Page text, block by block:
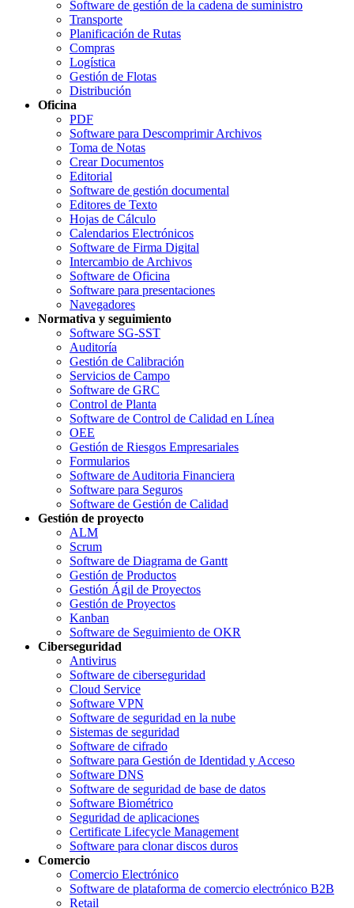
Software de gestión de la cadena de suministro
Transporte
Planificación de Rutas
Compras
Logística
Gestión de Flotas
Distribución
Oficina
PDF
Software para Descomprimir Archivos
Toma de Notas
Crear Documentos
Editorial
Software de gestión documental
Editores de Texto
Hojas de Cálculo
Calendarios Electrónicos
Software de Firma Digital
Intercambio de Archivos
Software de Oficina
Software para presentaciones
Navegadores
Normativa y seguimiento
Software SG-SST
Auditoría
Gestión de Calibración
Servicios de Campo
Software de GRC
Control de Planta
Software de Control de Calidad en Línea
OEE
Gestión de Riesgos Empresariales
Formularios
Software de Auditoria Financiera
Software para Seguros
Software de Gestión de Calidad
Gestión de proyecto
ALM
Scrum
Software de Diagrama de Gantt
Gestión de Productos
Gestión Ágil de Proyectos
Gestión de Proyectos
Kanban
Software de Seguimiento de OKR
Ciberseguridad
Antivirus
Software de ciberseguridad
Cloud Service
Software VPN
Software de seguridad en la nube
Sistemas de seguridad
Software de cifrado
Software para Gestión de Identidad y Acceso
Software DNS
Software de seguridad de base de datos
Software Biométrico
Seguridad de aplicaciones
Certificate Lifecycle Management
Software para clonar discos duros
Comercio
Comercio Electrónico
Software de plataforma de comercio electrónico B2B
Retail